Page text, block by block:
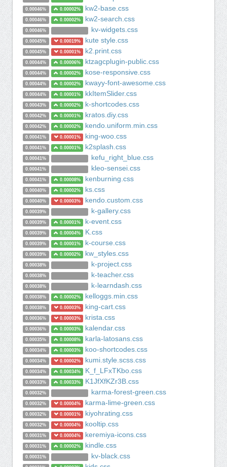
0.00046% 0.00002% kw2-base.css
0.00046% 0.00002% kw2-search.css
0.00046% kv-widgets.css
0.00045% 0.00019% kute style.css
0.00045% 0.00001% k2.print.css
0.00044% 0.00006% ktzagcplugin-public.css
0.00044% 0.00002% kose-responsive.css
0.00044% 0.00002% kwayy-font-awesome.css
0.00044% 0.00001% kkItemSlider.css
0.00043% 0.00002% k-shortcodes.css
0.00042% 0.00001% kratos.diy.css
0.00042% 0.00002% kendo.uniform.min.css
0.00041% 0.00001% king-woo.css
0.00041% 0.00001% k2splash.css
0.00041% kefu_right_blue.css
0.00041% kleo-sensei.css
0.00041% 0.00008% kenburning.css
0.00040% 0.00002% ks.css
0.00040% 0.00003% kendo.custom.css
0.00039% k-gallery.css
0.00039% 0.00001% k-event.css
0.00039% 0.00004% K.css
0.00039% 0.00001% k-course.css
0.00039% 0.00002% kw_styles.css
0.00038% k-project.css
0.00038% k-teacher.css
0.00038% k-learndash.css
0.00038% 0.00002% kelloggs.min.css
0.00038% 0.00003% king-cart.css
0.00036% 0.00003% krista.css
0.00036% 0.00003% kalendar.css
0.00035% 0.00008% karla-latosans.css
0.00034% 0.00003% koo-shortcodes.css
0.00034% 0.00002% kumi.style.scss.css
0.00034% 0.00034% K_f_LFxTKbo.css
0.00033% 0.00033% K1JfXfKZr3B.css
0.00032% karma-forest-green.css
0.00032% 0.00004% karma-lime-green.css
0.00032% 0.00001% kiyohrating.css
0.00032% 0.00004% kooltip.css
0.00031% 0.00004% keremiya-icons.css
0.00031% 0.00002% kindle.css
0.00031% kv-black.css